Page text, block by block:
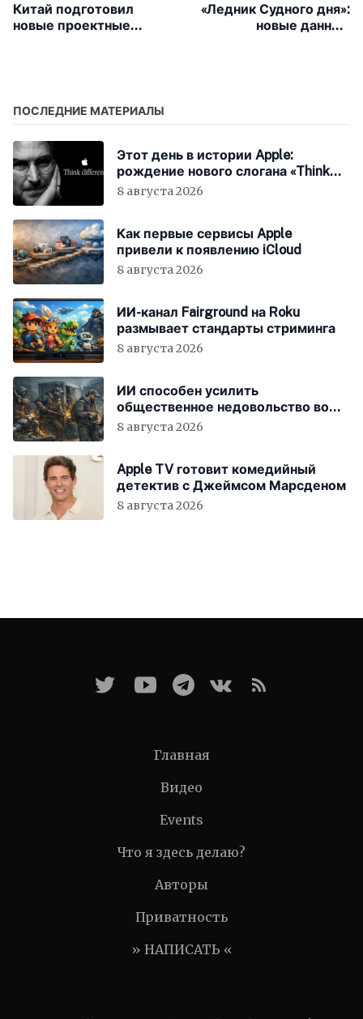
Китай подготовил
новые проектные
«Ледник Судного дня»:
новые данные
ПОСЛЕДНИЕ МАТЕРИАЛЫ
Этот день в истории Apple:
рождение нового слогана «Think
Different»
8 августа 2026
Как первые сервисы Apple
привели к появлению iCloud
8 августа 2026
ИИ-канал Fairground на Roku
размывает стандарты стриминга
8 августа 2026
ИИ способен усилить
общественное недовольство во
всём мире
8 августа 2026
Apple TV готовит комедийный
детектив с Джеймсом Марсденом
8 августа 2026
Главная
Видео
Events
Что я здесь делаю?
Авторы
Приватность
» НАПИСАТЬ «